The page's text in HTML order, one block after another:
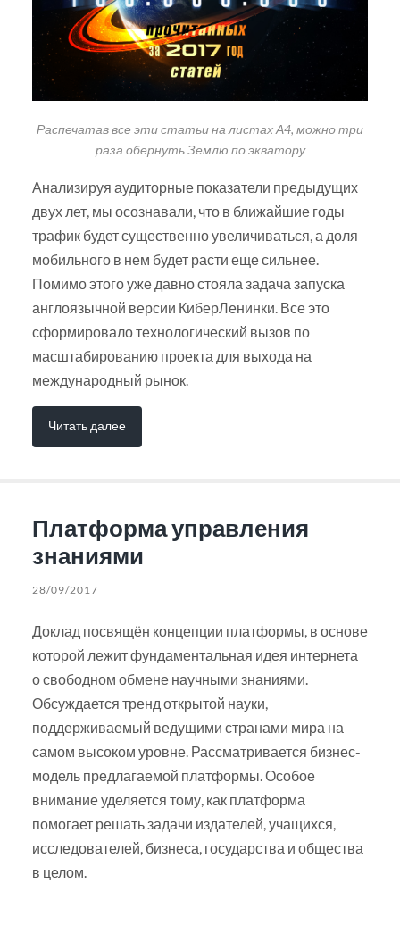
Распечатав все эти статьи на листах А4, можно три
раза обернуть Землю по экватору
Анализируя аудиторные показатели предыдущих
двух лет, мы осознавали, что в ближайшие годы
трафик будет существенно увеличиваться, а доля
мобильного в нем будет расти еще сильнее.
Помимо этого уже давно стояла задача запуска
англоязычной версии КиберЛенинки. Все это
сформировало технологический вызов по
масштабированию проекта для выхода на
международный рынок.
Читать далее
Платформа управления
знаниями
28/09/2017
Доклад посвящён концепции платформы, в основе
которой лежит фундаментальная идея интернета
о свободном обмене научными знаниями.
Обсуждается тренд открытой науки,
поддерживаемый ведущими странами мира на
самом высоком уровне. Рассматривается бизнес-
модель предлагаемой платформы. Особое
внимание уделяется тому, как платформа
помогает решать задачи издателей, учащихся,
исследователей, бизнеса, государства и общества
в целом.